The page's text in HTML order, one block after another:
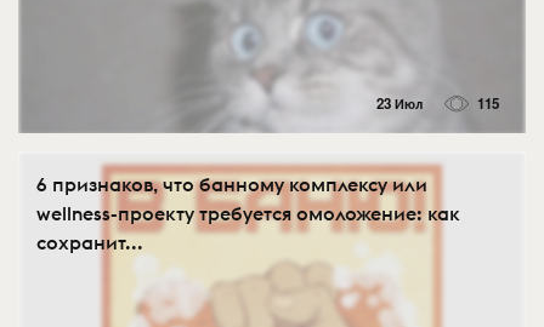
23 Июл 115
6 признаков, что банному комплексу или
wellness-проекту требуется омоложение: как
сохранит...